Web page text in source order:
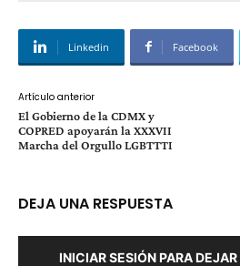
Linkedin Facebook
Artículo anterior
El Gobierno de la CDMX y
COPRED apoyarán la XXXVII
Marcha del Orgullo LGBTTTI
DEJA UNA RESPUESTA
INICIAR SESIÓN PARA